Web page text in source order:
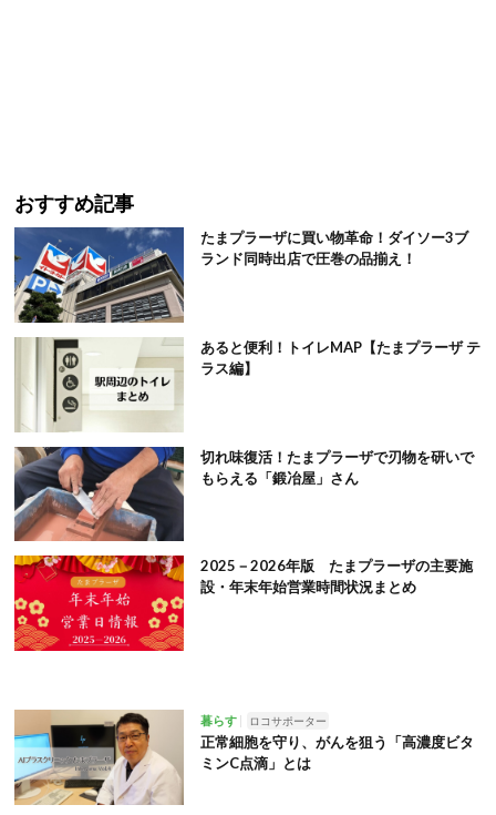
おすすめ記事
たまプラーザに買い物革命！ダイソー3ブ
ランド同時出店で圧巻の品揃え！
あると便利！トイレMAP【たまプラーザ テ
ラス編】
切れ味復活！たまプラーザで刃物を研いで
もらえる「鍛冶屋」さん
2025－2026年版 たまプラーザの主要施
設・年末年始営業時間状況まとめ
暮らす ロコサポーター
正常細胞を守り、がんを狙う「高濃度ビタ
ミンC点滴」とは